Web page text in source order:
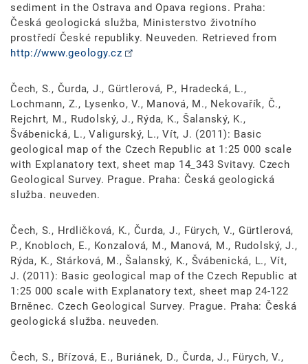
sediment in the Ostrava and Opava regions. Praha:
Česká geologická služba, Ministerstvo životního
prostředí České republiky. Neuveden. Retrieved from
http://www.geology.cz
Čech, S., Čurda, J., Gürtlerová, P., Hradecká, L.,
Lochmann, Z., Lysenko, V., Manová, M., Nekovařík, Č.,
Rejchrt, M., Rudolský, J., Rýda, K., Šalanský, K.,
Švábenická, L., Valigurský, L., Vít, J. (2011): Basic
geological map of the Czech Republic at 1:25 000 scale
with Explanatory text, sheet map 14_343 Svitavy. Czech
Geological Survey. Prague. Praha: Česká geologická
služba. neuveden.
Čech, S., Hrdličková, K., Čurda, J., Fürych, V., Gürtlerová,
P., Knobloch, E., Konzalová, M., Manová, M., Rudolský, J.,
Rýda, K., Stárková, M., Šalanský, K., Švábenická, L., Vít,
J. (2011): Basic geological map of the Czech Republic at
1:25 000 scale with Explanatory text, sheet map 24-122
Brněnec. Czech Geological Survey. Prague. Praha: Česká
geologická služba. neuveden.
Čech, S., Břízová, E., Buriánek, D., Čurda, J., Fürych, V.,